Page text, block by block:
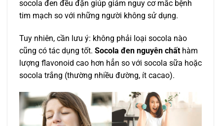
socola đen đều đặn giúp giảm nguy cơ mắc bệnh
tim mạch so với những người không sử dụng.
Tuy nhiên, cần lưu ý: không phải loại socola nào
cũng có tác dụng tốt. Socola đen nguyên chất hàm
lượng flavonoid cao hơn hẳn so với socola sữa hoặc
socola trắng (thường nhiều đường, ít cacao).